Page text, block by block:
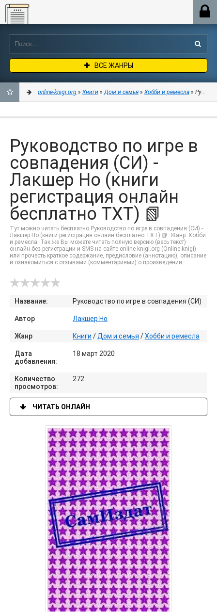
Online-knigi.org
ВСЕ ЖАНРЫ
ЗАКЛАДКИ
online-knigi.org » Книги »Дом и семья » Хобби и ремесла »
Руководство по игре в
совпадения (СИ) -
Лакшер Но (книги
регистрация онлайн
бесплатно TXT) 📗
Тут можно читать бесплатно Руководство по игре в совпадения (СИ) -
Лакшер Но (книги регистрация онлайн бесплатно TXT) 📗. Жанр: Хобби
и ремесла. Так же Вы можете читать полную версию (весь текст)
онлайн без регистрации и SMS на сайте online-knigi.org (Online knigi)
или прочесть краткое содержание, предисловие (аннотацию), описание
и ознакомиться с отзывами (комментариями) о произведении.
Название: Руководство по игре в совпадения (СИ)
Автор Лакшер Но
Жанр Книги / Дом и семья /Хобби и ремесла
Дата
добавления:
18 март 2020
Количество
просмотров:
272
ЧИТАТЬ ОНЛАЙН